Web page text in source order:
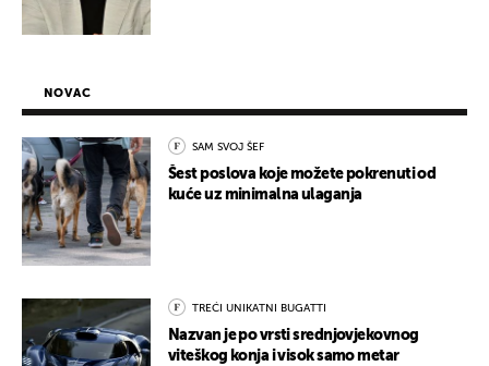
NOVAC
SAM SVOJ ŠEF
Šest poslova koje možete pokrenuti od
kuće uz minimalna ulaganja
TREĆI UNIKATNI BUGATTI
Nazvan je po vrsti srednjovjekovnog
viteškog konja i visok samo metar